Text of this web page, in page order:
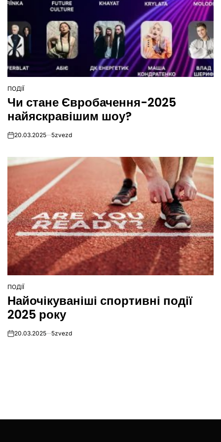
ОПУБЛІКУВАТИ
У
ПОДІЇ
Чи стане Євробачення-2025
найяскравішим шоу?
on20.03.2025 5zvezd
ОПУБЛІКУВАТИ
У
ПОДІЇ
Найочікуваніші спортивні події
2025 року
on20.03.2025 5zvezd